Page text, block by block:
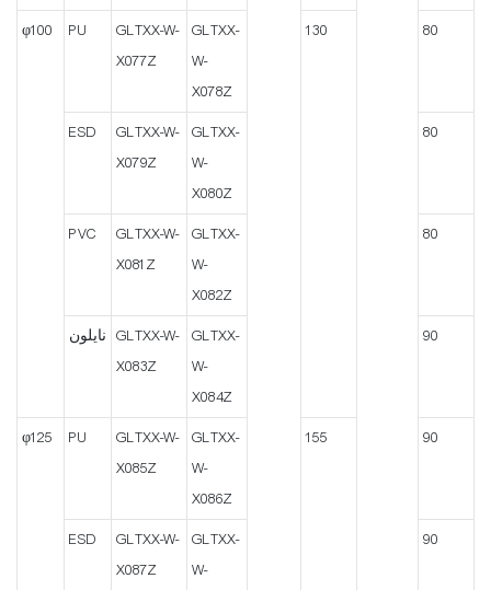
φ100 PU
GLTXX-W-
X077Z
GLTXX-
W-
X078Z
130 80
ESD
GLTXX-W-
X079Z
GLTXX-
W-
X080Z
80
PVC
GLTXX-W-
X081Z
GLTXX-
W-
X082Z
80
نايلون
GLTXX-W-
X083Z
GLTXX-
W-
X084Z
90
φ125 PU
GLTXX-W-
X085Z
GLTXX-
W-
X086Z
155 90
ESD
GLTXX-W-
X087Z
GLTXX-
W-
90